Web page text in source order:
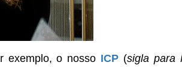
exemplo, o nosso ICP (sigla para